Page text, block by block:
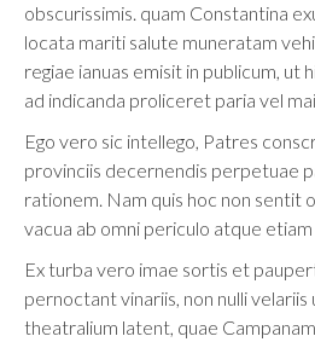
obscurissimis. quam Constantina
locata mariti salute muneratam
regiae ianuas emisit in publicum, ut
ad indicanda proliceret paria vel
Ego vero sic intellego, Patres
provinciis decernendis perpetuae
rationem. Nam quis hoc non sentit
vacua ab omni periculo atque
Ex turba vero imae sortis et
pernoctant vinariis, non nulli
theatralium latent, quae